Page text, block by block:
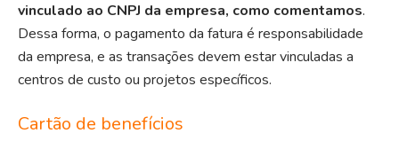
vinculado ao CNPJ da empresa, como comentamos.
Dessa forma, o pagamento da fatura é responsabilidade
da empresa, e as transações devem estar vinculadas a
centros de custo ou projetos específicos.
Cartão de benefícios